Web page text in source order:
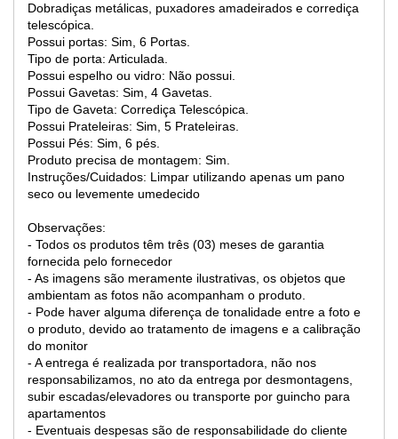
Dobradiças metálicas, puxadores amadeirados e corrediça
telescópica.
Possui portas: Sim, 6 Portas.
Tipo de porta: Articulada.
Possui espelho ou vidro: Não possui.
Possui Gavetas: Sim, 4 Gavetas.
Tipo de Gaveta: Corrediça Telescópica.
Possui Prateleiras: Sim, 5 Prateleiras.
Possui Pés: Sim, 6 pés.
Produto precisa de montagem: Sim.
Instruções/Cuidados: Limpar utilizando apenas um pano
seco ou levemente umedecido
Observações:
- Todos os produtos têm três (03) meses de garantia
fornecida pelo fornecedor
- As imagens são meramente ilustrativas, os objetos que
ambientam as fotos não acompanham o produto.
- Pode haver alguma diferença de tonalidade entre a foto e
o produto, devido ao tratamento de imagens e a calibração
do monitor
- A entrega é realizada por transportadora, não nos
responsabilizamos, no ato da entrega por desmontagens,
subir escadas/elevadores ou transporte por guincho para
apartamentos
- Eventuais despesas são de responsabilidade do cliente